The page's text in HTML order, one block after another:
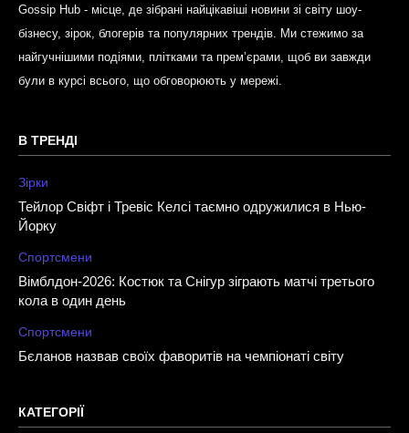
Gossip Hub - місце, де зібрані найцікавіші новини зі світу шоу-
бізнесу, зірок, блогерів та популярних трендів. Ми стежимо за
найгучнішими подіями, плітками та прем’єрами, щоб ви завжди
були в курсі всього, що обговорюють у мережі.
В ТРЕНДІ
Зірки
Тейлор Свіфт і Тревіс Келсі таємно одружилися в Нью-
Йорку
Спортсмени
Вімблдон-2026: Костюк та Снігур зіграють матчі третього
кола в один день
Спортсмени
Бєланов назвав своїх фаворитів на чемпіонаті світу
КАТЕГОРІЇ